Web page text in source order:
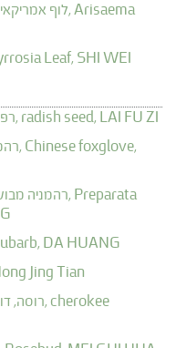
לוף אמריקאי במיץ מרה, Arisaema
Leaf, SHI WEI
רפנוס, צנון, radish seed, LAI FU ZI
רהמניה, Chinese foxglove,
רהמניה מבושלת, Preparata
DA HUANG
Jing Tian
רוסה, דובדבן מוזהב, cherokee